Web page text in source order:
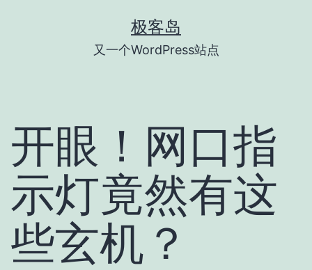
极客岛
又一个WordPress站点
开眼！网口指
示灯竟然有这
些玄机？